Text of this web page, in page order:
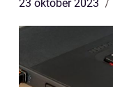
23 oktober 2023